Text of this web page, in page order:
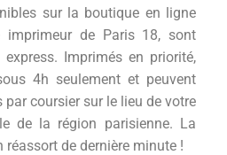
sur la boutique en ligne
imprimeur de Paris 18, sont
Imprimés en priorité,
4h seulement et peuvent
coursier sur le lieu de votre
de la région parisienne. La
de dernière minute !